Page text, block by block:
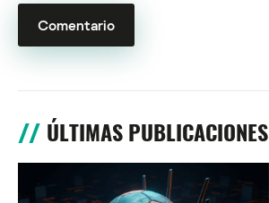
ÚLTIMAS PUBLICACIONES